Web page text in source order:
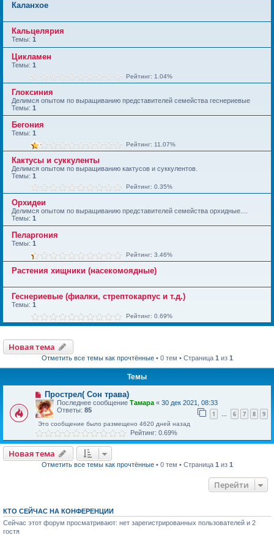
Каланхое
Кальцелярия
Темы: 1
Цикламен
Темы: 1
Рейтинг: 1.04%
Глоксиния
Делимся опытом по выращиванию представителей семейства геснериевые
Темы: 1
Бегония
Темы: 1
Рейтинг: 11.07%
Кактусы и суккуленты
Делимся опытом по выращиванию кактусов и суккулентов.
Темы: 1
Рейтинг: 0.35%
Орхидеи
Делимся опытом по выращиванию представителей семейства орхидные....
Темы: 1
Пеларгония
Темы: 1
Рейтинг: 3.46%
Растения хищники (насекомоядные)
Геснериевые (фиалки, стрептокарпус и т.д.)
Темы: 1
Рейтинг: 0.69%
Новая тема
Отметить все темы как прочтённые• 0 тем • Страница 1 из 1
Темы
Прострел( Сон трава)
Последнее сообщение Тамара « 30 дек 2021, 08:33
Ответы: 85 1 … 6 7 8 9
Это сообщение было размещено 4620 дней назад
Рейтинг: 0.69%
Новая тема
Отметить все темы как прочтённые• 0 тем • Страница 1 из 1
Перейти
КТО СЕЙЧАС НА КОНФЕРЕНЦИИ
Сейчас этот форум просматривают: нет зарегистрированных пользователей и 2
гостя